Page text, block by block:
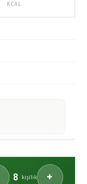
KCAL
8 kişilik +